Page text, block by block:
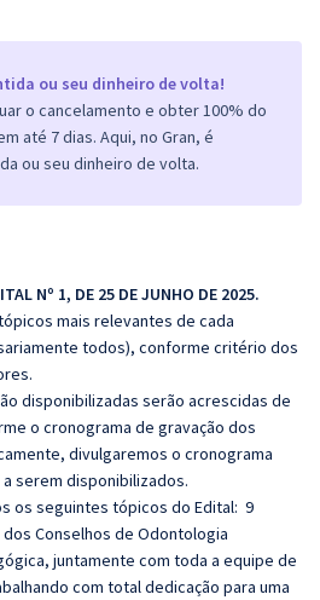
ou seu dinheiro de volta!
o cancelamento e obter 100% do
até 7 dias. Aqui, no Gran, é
ou seu dinheiro de volta.
Nº 1, DE 25 DE JUNHO DE 2025.
mais relevantes de cada
todos), conforme critério dos
disponibilizadas serão acrescidas de
o cronograma de gravação dos
divulgaremos o cronograma
serem disponibilizados.
os seguintes tópicos do Edital: 9
Conselhos de Odontologia
juntamente com toda a equipe de
com total dedicação para uma